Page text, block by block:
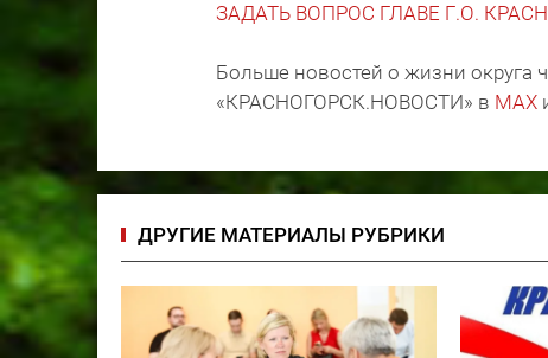
ЗАДАТЬ ВОПРОС ГЛАВЕ Г.О.
Больше новостей о жизни округа
«КРАСНОГОРСК.НОВОСТИ» в MAX
ДРУГИЕ МАТЕРИАЛЫ РУБРИКИ